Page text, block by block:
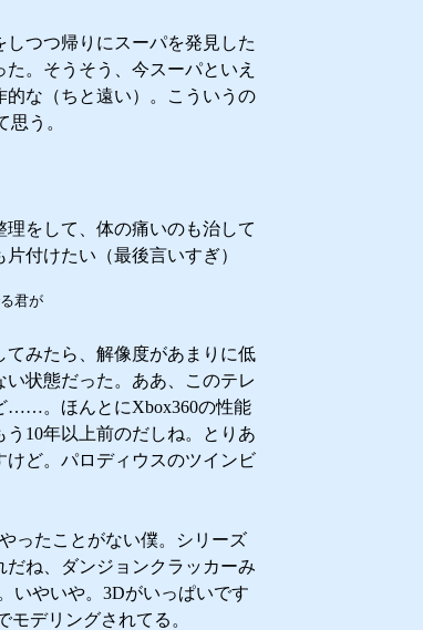
しつつ帰りにスーパを発見した
。そうそう、今スーパといえ
な（ちと遠い）。こういうの
思う。
理をして、体の痛いのも治して
付けたい（最後言いすぎ）
君が
てみたら、解像度があまりに低
状態だった。ああ、このテレ
……。ほんとにXbox360の性能
10年以上前のだしね。とりあ
けど。パロディウスのツインビ
ったことがない僕。シリーズ
ね、ダンジョンクラッカーみ
いやいや。3Dがいっぱいです
モデリングされてる。